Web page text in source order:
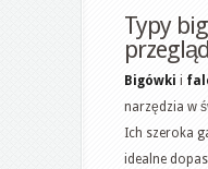
Typy
Bigówki i
narzędzia w
Ich szeroka
idealne